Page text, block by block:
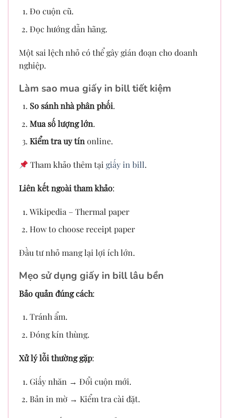
Đo cuộn cũ.
Đọc hướng dẫn hãng.
Một sai lệch nhỏ có thể gây gián đoạn cho doanh
nghiệp.
Làm sao mua giấy in bill tiết kiệm
So sánh nhà phân phối.
Mua số lượng lớn.
Kiểm tra uy tínonline.
Tham khảo thêm tạigiấy in bill.
Liên kết ngoài tham khảo:
Wikipedia – Thermal paper
How to choose receipt paper
Đầu tư nhỏ mang lại lợi ích lớn.
Mẹo sử dụng giấy in bill lâu bền
Bảo quản đúng cách:
Tránh ẩm.
Đóng kín thùng.
Xử lý lỗi thường gặp:
Giấy nhăn → Đổi cuộn mới.
Bản in mờ → Kiểm tra cài đặt.